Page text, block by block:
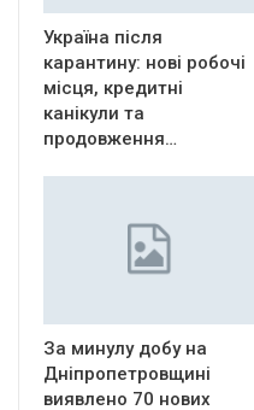
Україна після
карантину: нові робочі
місця, кредитні
канікули та
продовження…
За минулу добу на
Дніпропетровщині
виявлено 70 нових